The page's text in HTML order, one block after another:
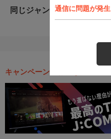
通信に問題が発
同じジャンルのおすすめ番
キャンペーン・お得な情報